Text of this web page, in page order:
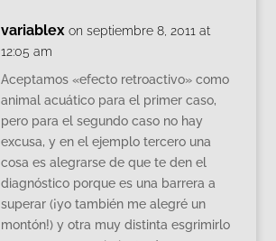
variablex on septiembre 8, 2011 at
12:05 am
Aceptamos «efecto retroactivo» como
animal acuático para el primer caso,
pero para el segundo caso no hay
excusa, y en el ejemplo tercero una
cosa es alegrarse de que te den el
diagnóstico porque es una barrera a
superar (¡yo también me alegré un
montón!) y otra muy distinta esgrimirlo